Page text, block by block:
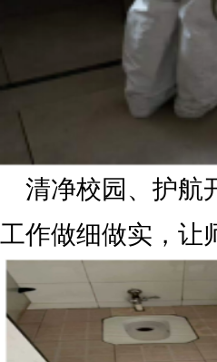
清净校园、护航
工作做细做实，让